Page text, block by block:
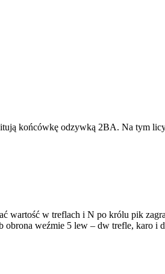
końcówkę odzywką 2BA. Na tym
wartość w treflach i N po królu pik
obrona weźmie 5 lew – dw trefle, karo i